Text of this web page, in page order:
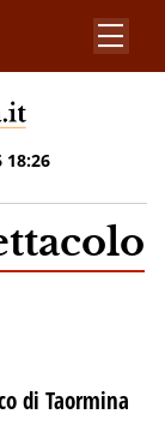
18:26
di Taormina